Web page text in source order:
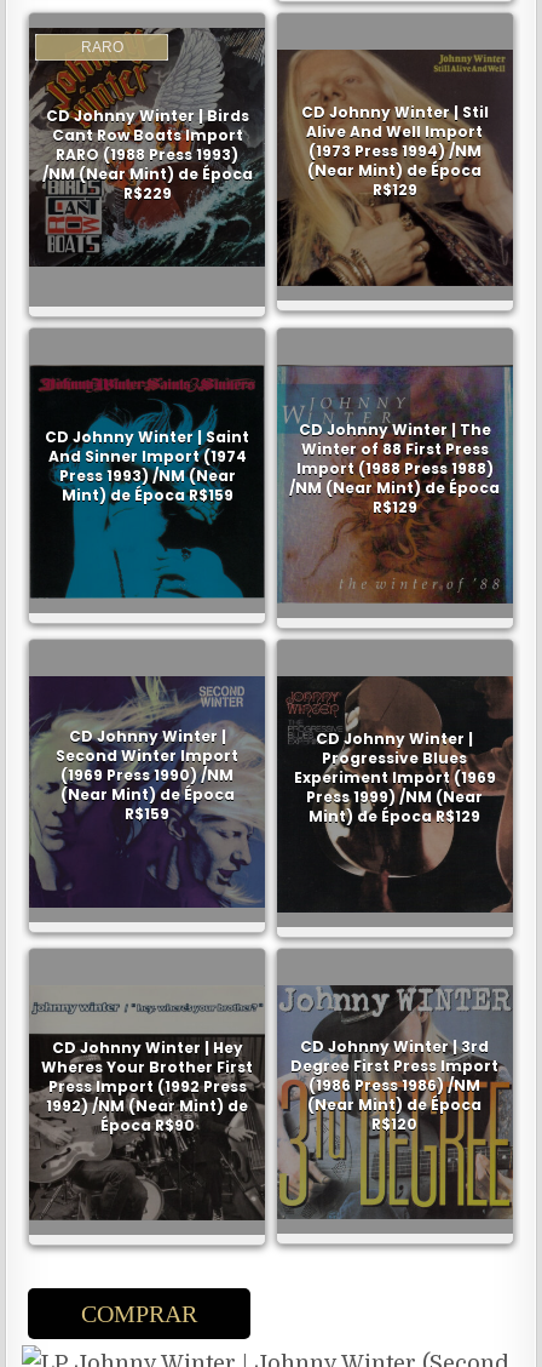
RARO
CD Johnny Winter | Birds
Cant Row Boats Import
RARO (1988 Press 1993)
/NM (Near Mint) de Época
R$229
CD Johnny Winter | Stil
Alive And Well Import
(1973 Press 1994) /NM
(Near Mint) de Época
R$129
CD Johnny Winter | Saint
And Sinner Import (1974
Press 1993) /NM (Near
Mint) de Época R$159
CD Johnny Winter | The
Winter of 88 First Press
Import (1988 Press 1988)
/NM (Near Mint) de Época
R$129
CD Johnny Winter |
Second Winter Import
(1969 Press 1990) /NM
(Near Mint) de Época
R$159
CD Johnny Winter |
Progressive Blues
Experiment Import (1969
Press 1999) /NM (Near
Mint) de Época R$129
CD Johnny Winter | Hey
Wheres Your Brother First
Press Import (1992 Press
1992) /NM (Near Mint) de
Época R$90
CD Johnny Winter | 3rd
Degree First Press Import
(1986 Press 1986) /NM
(Near Mint) de Época
R$120
COMPRAR